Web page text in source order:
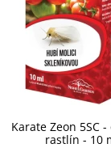
Karate Zeon 5SC
rastlín - 10